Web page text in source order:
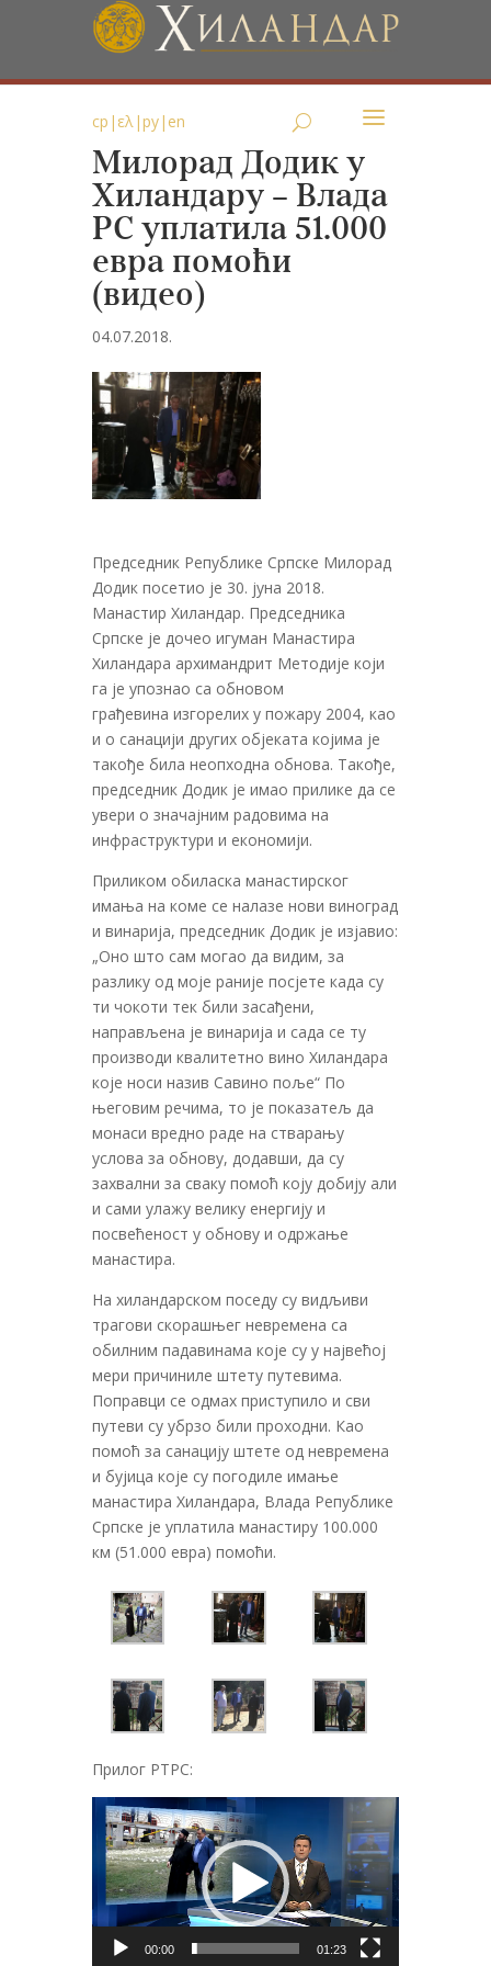
ср | ελ|ру| en
Милорад Додик у
Хиландару – Влада
РС уплатила 51.000
евра помоћи
(видео)
04.07.2018.
Председник Републике Српске Милорад
Додик посетио је 30. јуна 2018.
Манастир Хиландар. Председника
Српске је дочео игуман Манастира
Хиландара архимандрит Методије који
га је упознао са обновом
грађевина изгорелих у пожару 2004, као
и о санацији других објеката којима је
такође била неопходна обнова. Такође,
председник Додик је имао прилике да се
увери о значајним радовима на
инфраструктури и економији.
Приликом обиласка манастирског
имања на коме се налазе нови виноград
и винарија, председник Додик је изјавио:
„Оно што сам могао да видим, за
разлику од моје раније посјете када су
ти чокоти тек били засађени,
направљена је винарија и сада се ту
производи квалитетно вино Хиландара
које носи назив Савино поље“ По
његовим речима, то је показатељ да
монаси вредно раде на стварању
услова за обнову, додавши, да су
захвални за сваку помоћ коју добију али
и сами улажу велику енергију и
посвећеност у обнову и одржање
манастира.
На хиландарском поседу су видљиви
трагови скорашњег невремена са
обилним падавинама које су у највећој
мери причиниле штету путевима.
Поправци се одмах приступило и сви
путеви су убрзо били проходни. Као
помоћ за санацију штете од невремена
и бујица које су погодиле имање
манастира Хиландара, Влада Републике
Српске је уплатила манастиру 100.000
км (51.000 евра) помоћи.
Прилог РТРС:
Прегледач
видео
записа
00:00 01:23